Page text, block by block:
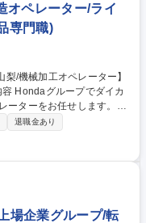
オペレーター/ライ
専門職)
ーターをお任せします。
業標準に基づきコンベアや
取出し、定められた検査基
ます。 ※変更の範
退職金あり
場企業グループ/転